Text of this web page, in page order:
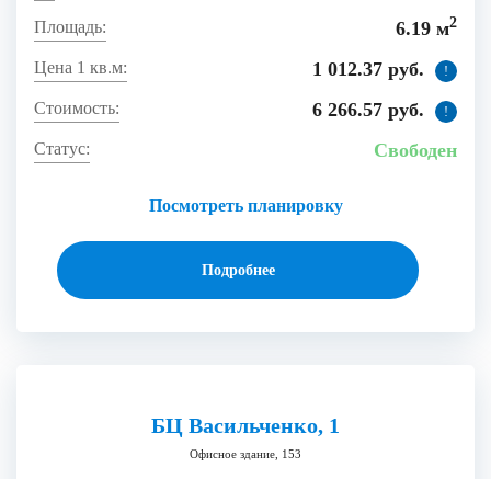
6.19 м2
1 012.37 руб. !
6 266.57 руб. !
Посмотреть планировку
Свободен
Подробнее
БЦ Васильченко, 1
Офисное здание, 153